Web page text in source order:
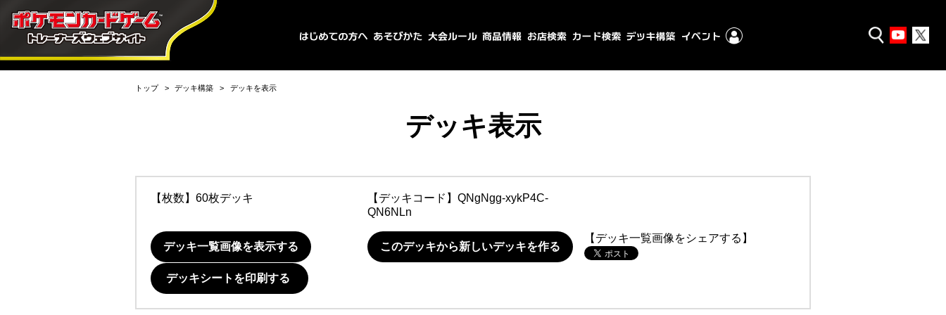
トップ デッキ構築 デッキを表示
デッキ表示
【枚数】60枚デッキ 【デッキコード】 QNgNgg-xykP4C-
QN6NLn
デッキ一覧画像を表示する このデッキから新しいデッキを作る
【デッキ一覧画像をシェアする】
デッキシートを印刷する